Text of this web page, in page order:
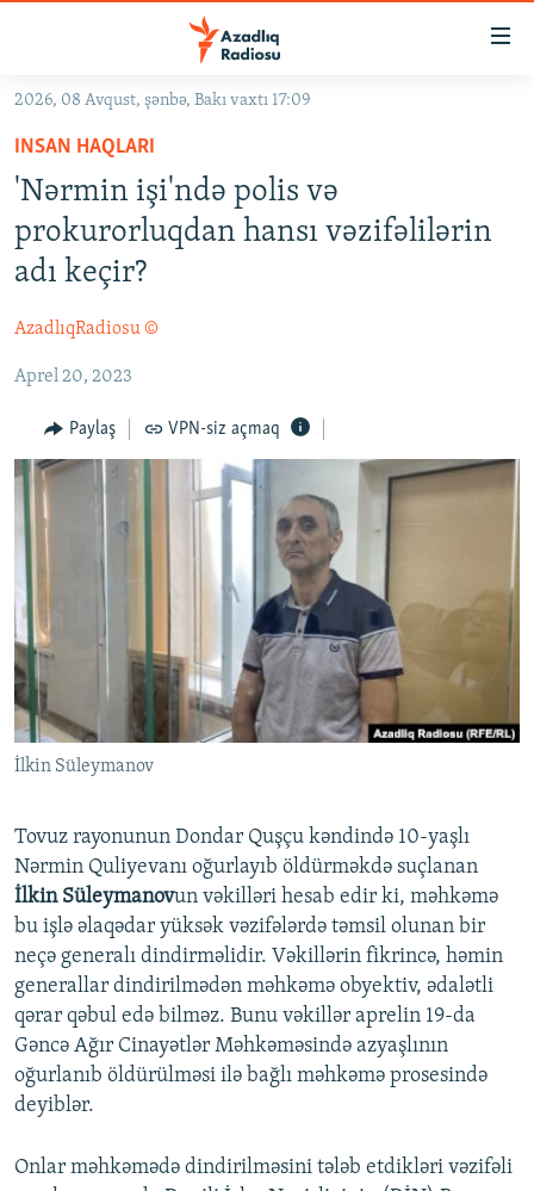
Əsas
qayıt
Əsas
naviqasiyaya
qayıt
Axtarışa
KORRUPSIOMETR
#ƏSLINDƏ
QANUNI DOĞRU
ARAŞDIRMA
MULTIMEDIA
VIDEO
FOTOQALEREYA
İNFOQRAFIKA
KARIKATURA
RADIO ARXIV
OXU ZALI
AZƏRBAYCAN ƏDƏBIYYATI KITABXANASI
İSLAM VƏ DEMOKRATIYA
İZ - MƏDƏNIYYƏT PROQRAMI
HAQQIMIZDA
MISSIYAMIZ
PEŞƏ ETIKASI VƏ JURNALISTIKA STANDARTLARIMIZ
MATERIALLARIMIZDAN ISTIFADƏ
AZADLIQRADIOSU MOBIL TELEFONUNUZDA
BIZIMLƏ ƏLAQƏ
XƏBƏR BÜLLETENLƏRIMIZ
BIZI IZLƏ
RFE/RL-in bütün saytları
2026, 08 Avqust, şənbə, Bakı vaxtı 17:09
INSAN HAQLARI
'Nərmin işi'ndə polis və
prokurorluqdan hansı vəzifəlilərin
adı keçir?
AzadlıqRadiosu ©
Aprel 20, 2023
Paylaş VPN-siz açmaq
İlkin Süleymanov
Tovuz rayonunun Dondar Quşçu kəndində 10-yaşlı
Nərmin Quliyevanı oğurlayıb öldürməkdə suçlanan
İlkin Süleymanovun vəkilləri hesab edir ki, məhkəmə
bu işlə əlaqədar yüksək vəzifələrdə təmsil olunan bir
neçə generalı dindirməlidir. Vəkillərin fikrincə, həmin
generallar dindirilmədən məhkəmə obyektiv, ədalətli
qərar qəbul edə bilməz. Bunu vəkillər aprelin 19-da
Gəncə Ağır Cinayətlər Məhkəməsində azyaşlının
oğurlanıb öldürülməsi ilə bağlı məhkəmə prosesində
deyiblər.
Onlar məhkəmədə dindirilməsini tələb etdikləri vəzifəli